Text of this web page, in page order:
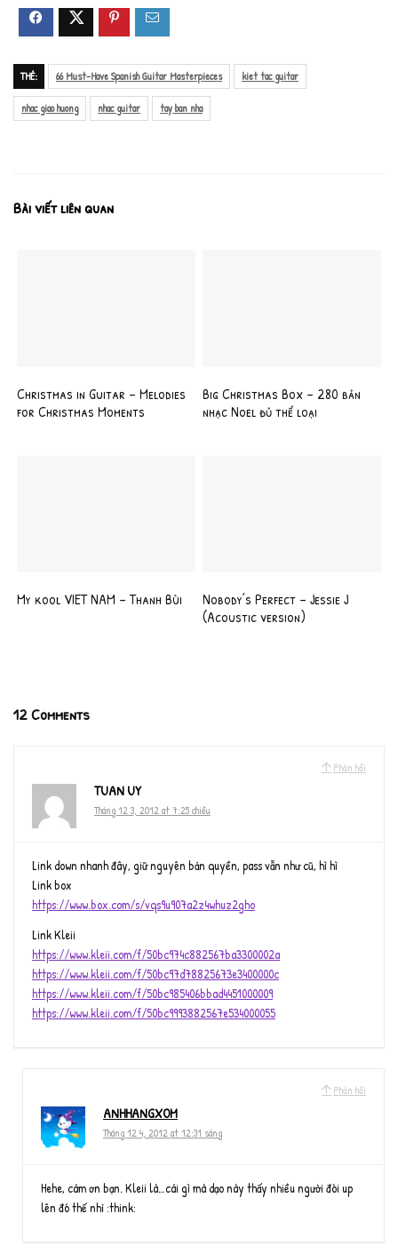
THẺ: 66 Must-Have Spanish Guitar Masterpieces kiet tac guitar
nhac giao huong nhac guitar tay ban nha
Bài viết liên quan
Christmas in Guitar – Melodies
for Christmas Moments
Big Christmas Box – 280 bản
nhạc Noel đủ thể loại
My kool VIET NAM – Thanh Bùi
Nobody’s Perfect – Jessie J
(Acoustic version)
12 Comments
Phản hồi
TUAN UY
Tháng 12 3, 2012 at 7:25 chiều
Link down nhanh đây, giữ nguyên bản quyền, pass vẫn như cũ, hì hì
Link box
https://www.box.com/s/vqs9u907a2z4whuz2gho
Link Kleii
https://www.kleii.com/f/50bc974c882567ba3300002a
https://www.kleii.com/f/50bc97d78825673e3400000c
https://www.kleii.com/f/50bc985406bbad4451000009
https://www.kleii.com/f/50bc9993882567e534000055
Phản hồi
ANHHANGXOM
Tháng 12 4, 2012 at 12:31 sáng
Hehe, cám ơn bạn. Kleii là…cái gì mà dạo này thấy nhiều người đòi up
lên đó thế nhỉ :think: